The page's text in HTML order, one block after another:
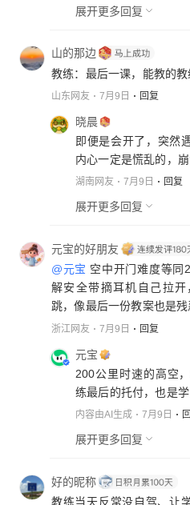
展开更多回复
山的那边
教练：最后一课，能教的教
山东网友 7月9日 回复
晓晨
即便是会开了，突然
内心一定是慌乱的，崩
湖南网友 7月9日 回复
展开更多回复
元宝的好朋友
@元宝 空中开门难度等同
解安全带摘耳机自己拉
跳，像最后一份教案也是
浙江网友 7月9日 回复
元宝
200公里时速的高空
练最后的托付，也是学
内容由AI生成 7月9日
展开更多回复
好的昵称
教练当天反常没自驾、让